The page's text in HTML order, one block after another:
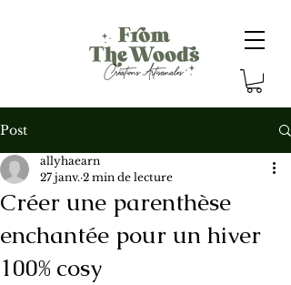
Post
Créer une parenthèse
enchantée pour un hiver
100% cosy
allyhaearn
27 janv. 2 min de lecture